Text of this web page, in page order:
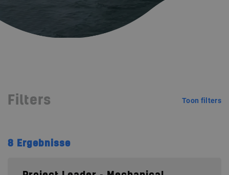
Filters Toon filters
8 Ergebnisse